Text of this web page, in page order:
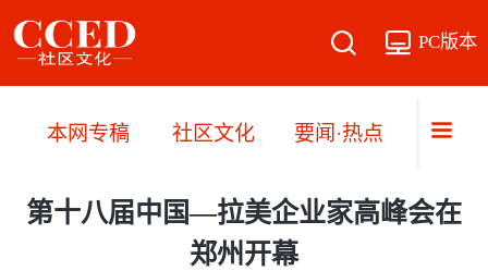
PC版本
本网专稿 社区文化 要闻·热点 直播·
第十八届中国—拉美企业家高峰会在
郑州开幕